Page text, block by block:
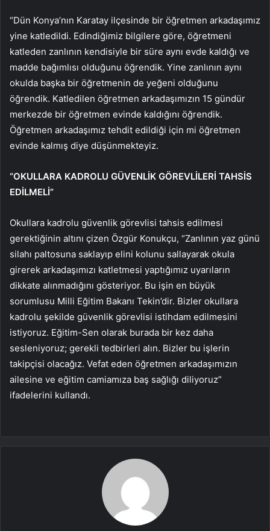
“Dün Konya’nın Karatay ilçesinde bir öğretmen arkadaşımız
yine katledildi. Edindiğimiz bilgilere göre, öğretmeni
katleden zanlının kendisiyle bir süre aynı evde kaldığı ve
madde bağımlısı olduğunu öğrendik. Yine zanlının aynı
okulda başka bir öğretmenin de yeğeni olduğunu
öğrendik. Katledilen öğretmen arkadaşımızın 15 gündür
merkezde bir öğretmen evinde kaldığını öğrendik.
Öğretmen arkadaşımız tehdit edildiği için mi öğretmen
evinde kalmış diye düşünmekteyiz.
“OKULLARA KADROLU GÜVENLİK GÖREVLİLERİ TAHSİS
EDİLMELİ”
Okullara kadrolu güvenlik görevlisi tahsis edilmesi
gerektiğinin altını çizen Özgür Konukçu, “Zanlının yaz günü
silahı paltosuna saklayıp elini kolunu sallayarak okula
girerek arkadaşımızı katletmesi yaptığımız uyarıların
dikkate alınmadığını gösteriyor. Bu işin en büyük
sorumlusu Milli Eğitim Bakanı Tekin’dir. Bizler okullara
kadrolu şekilde güvenlik görevlisi istihdam edilmesini
istiyoruz. Eğitim-Sen olarak burada bir kez daha
sesleniyoruz; gerekli tedbirleri alın. Bizler bu işlerin
takipçisi olacağız. Vefat eden öğretmen arkadaşımızın
ailesine ve eğitim camiamıza baş sağlığı diliyoruz”
ifadelerini kullandı.